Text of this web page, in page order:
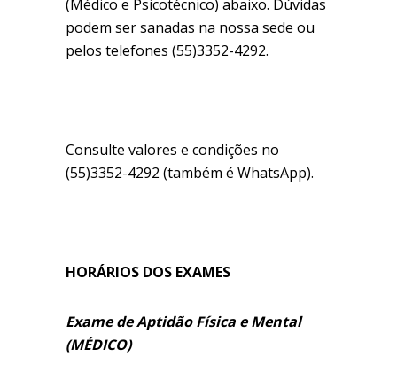
(Médico e Psicotécnico) abaixo. Dúvidas
podem ser sanadas na nossa sede ou
pelos telefones (55)3352-4292.
Consulte valores e condições no
(55)3352-4292 (também é WhatsApp).
HORÁRIOS DOS EXAMES
Exame de Aptidão Física e Mental
(MÉDICO)